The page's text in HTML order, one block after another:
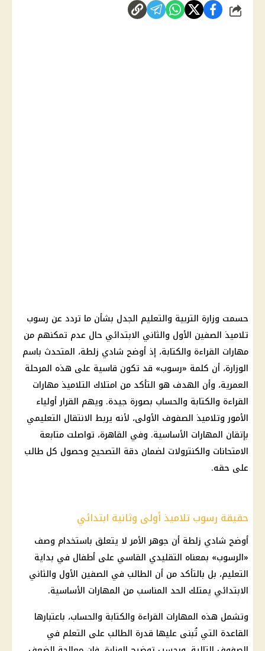
شارك
حسمت وزارة التربية والتعليم الجدل بشأن ما تردد عن رسوب
تلاميذ الصفين الأول والثاني الابتدائي حال عدم تمكنهم من
مهارات القراءة والكتابة، إذ أوضح شادي زلطة، المتحدث باسم
الوزارة، أن كلمة «رسوب» قد تكون قاسية على هذه المرحلة
العمرية، وأن الهدف هو التأكد من امتلاك التلاميذ مهارات
القراءة والكتابة والحساب بصورة جيدة. ويهم القرار أولياء
الأمور وتلاميذ الصفوف الأولى، لأنه يربط الانتقال التعليمي
بإتقان المهارات الأساسية. وفي القاهرة، تواصلت متابعة
الامتحانات والكنترولات لضمان دقة التصحيح وحصول كل طالب
على حقه.
حقيقة رسوب تلاميذ أولى وثانية ابتدائي
أوضح شادي زلطة أن جوهر الأمر لا يتعلق باستخدام وصف
«الرسوب» بمعناه التقليدي القاسي على أطفال في بداية
التعليم، بل بالتأكد من أن الطالب في الصفين الأول والثاني
الابتدائي يمتلك الحد المناسب من المهارات الأساسية.
وتشمل هذه المهارات القراءة والكتابة والحساب، باعتبارها
القاعدة التي تُبنى عليها قدرة الطالب على التعلم في